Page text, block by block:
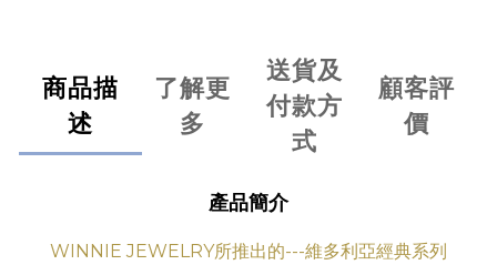
商品描
述
了解更
多
送貨及
付款方
式
顧客評
價
產品簡介
WINNIE JEWELRY所推出的---維多利亞經典系列